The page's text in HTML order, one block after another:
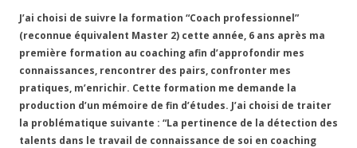
J’ai choisi de suivre la formation “Coach professionnel”
(reconnue équivalent Master 2) cette année, 6 ans après ma
première formation au coaching afin d’approfondir mes
connaissances, rencontrer des pairs, confronter mes
pratiques, m’enrichir. Cette formation me demande la
production d’un mémoire de fin d’études. J’ai choisi de traiter
la problématique suivante : “La pertinence de la détection des
talents dans le travail de connaissance de soi en coaching